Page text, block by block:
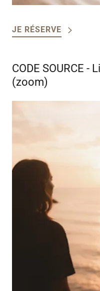
JE RÉSERVE
CODE SOURCE -
(zoom)